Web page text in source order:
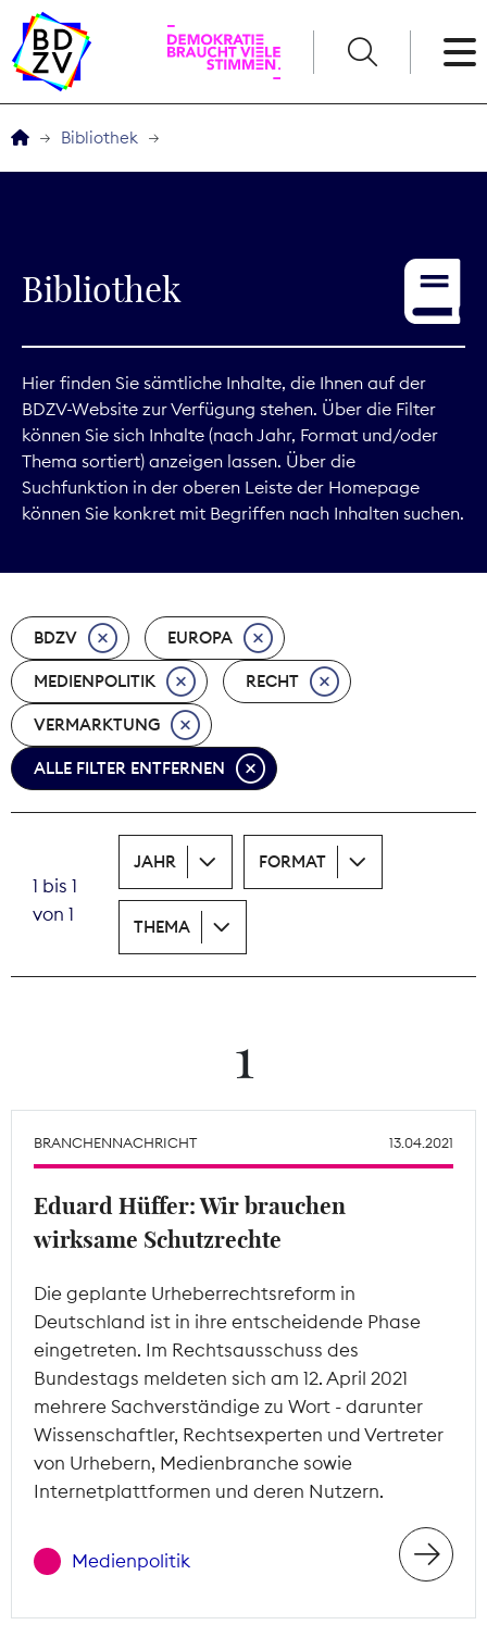
Service
Digitales
Kommunikation
Marktdaten
Nachhaltigkeit
Nachwuchs
Nova Award
Print
Wächterpreis
Mitgliederbereich
Bibliothek
Bibliothek
Hier finden Sie sämtliche Inhalte, die Ihnen auf der
BDZV-Website zur Verfügung stehen. Über die Filter
können Sie sich Inhalte (nach Jahr, Format und/oder
Thema sortiert) anzeigen lassen. Über die
Suchfunktion in der oberen Leiste der Homepage
können Sie konkret mit Begriffen nach Inhalten suchen.
BDZV EUROPA
MEDIENPOLITIK RECHT
VERMARKTUNG
ALLE FILTER ENTFERNEN
1 bis 1
von 1
JAHR FORMAT
THEMA
1
BRANCHENNACHRICHT 13.04.2021
Eduard Hüffer: Wir brauchen
wirksame Schutzrechte
Die geplante Urheberrechtsreform in
Deutschland ist in ihre entscheidende Phase
eingetreten. Im Rechtsausschuss des
Bundestags meldeten sich am 12. April 2021
mehrere Sachverständige zu Wort - darunter
Wissenschaftler, Rechtsexperten und Vertreter
von Urhebern, Medienbranche sowie
Internetplattformen und deren Nutzern.
Medienpolitik